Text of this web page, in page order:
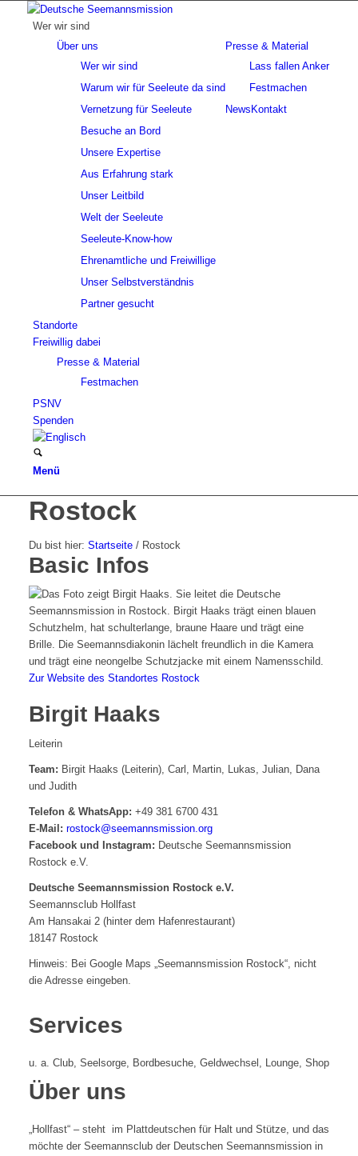
Wer wir sind
Über uns
Wer wir sind
Warum wir für Seeleute da sind
Vernetzung für Seeleute
Besuche an Bord
Unsere Expertise
Aus Erfahrung stark
Unser Leitbild
Welt der Seeleute
Seeleute-Know-how
Ehrenamtliche und Freiwillige
Unser Selbstverständnis
Partner gesucht
Presse & Material
Lass fallen Anker
Festmachen
News Kontakt
Standorte
Freiwillig dabei
Presse & Material
Festmachen
PSNV
Spenden
Menü
Rostock
Du bist hier: Startseite / Rostock
Basic Infos
Zur Website des Standortes Rostock
Birgit Haaks
Leiterin
Team: Birgit Haaks (Leiterin), Carl, Martin, Lukas, Julian, Dana
und Judith
Telefon & WhatsApp: +49 381 6700 431
E-Mail: rostock@seemannsmission.org
Facebook und Instagram: Deutsche Seemannsmission
Rostock e.V.
Deutsche Seemannsmission Rostock e.V.
Seemannsclub Hollfast
Am Hansakai 2 (hinter dem Hafenrestaurant)
18147 Rostock
Hinweis: Bei Google Maps „Seemannsmission Rostock“, nicht
die Adresse eingeben.
Services
u. a. Club, Seelsorge, Bordbesuche, Geldwechsel, Lounge, Shop
Über uns
„Hollfast“ – steht im Plattdeutschen für Halt und Stütze, und das
möchte der Seemannsclub der Deutschen Seemannsmission in